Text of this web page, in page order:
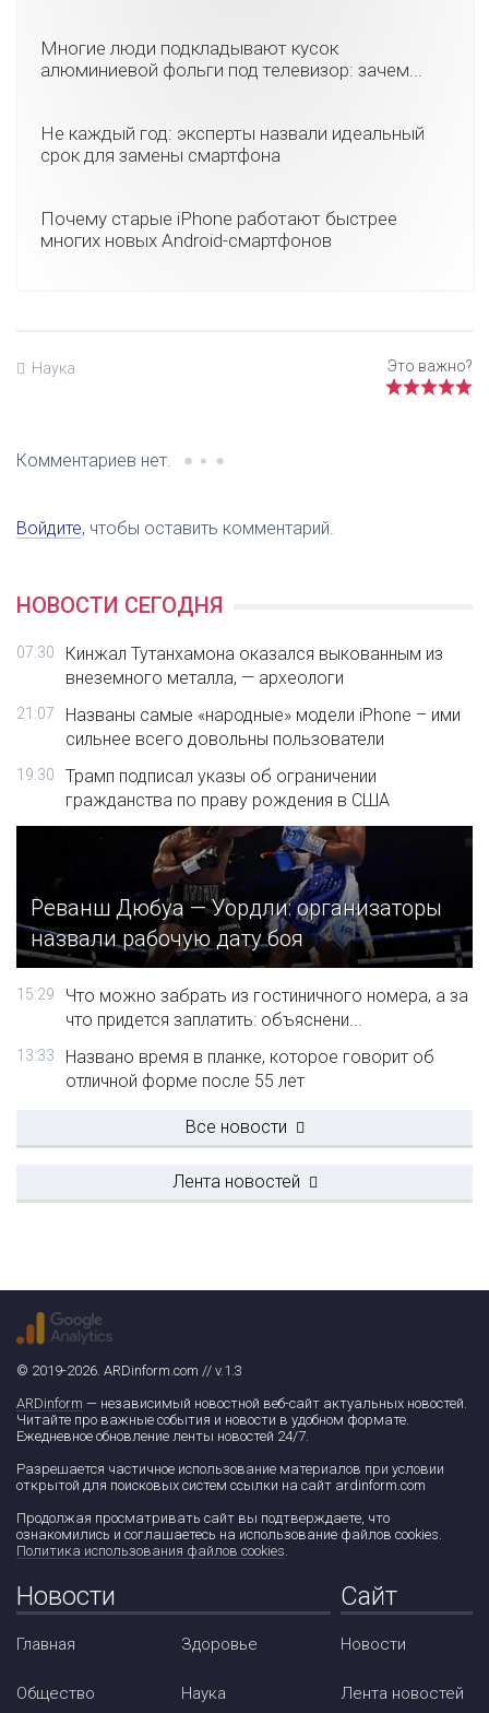
Многие люди подкладывают кусок
алюминиевой фольги под телевизор: зачем...
Не каждый год: эксперты назвали идеальный
срок для замены смартфона
Почему старые iPhone работают быстрее
многих новых Android-смартфонов
Наука
Комментариев нет.
Войдите, чтобы оставить комментарий.
НОВОСТИ СЕГОДНЯ
07:30
Кинжал Тутанхамона оказался выкованным из
внеземного металла, — археологи
21:07
Названы самые «народные» модели iPhone – ими
сильнее всего довольны пользователи
19:30
Трамп подписал указы об ограничении
гражданства по праву рождения в США
Реванш Дюбуа — Уордли: организаторы
назвали рабочую дату боя
15:29
Что можно забрать из гостиничного номера, а за
что придется заплатить: объяснени...
13:33
Названо время в планке, которое говорит об
отличной форме после 55 лет
Все новости
Лента новостей
© 2019-2026. ARDinform.com // v.1.3
ARDinform — независимый новостной веб-сайт актуальных новостей.
Читайте про важные события и новости в удобном формате.
Ежедневное обновление ленты новостей 24/7.
Разрешается частичное использование материалов при условии
открытой для поисковых систем ссылки на сайт ardinform.com
Продолжая просматривать сайт вы подтверждаете, что
ознакомились и соглашаетесь на использование файлов cookies.
Политика использования файлов cookies.
Новости
Главная
Общество
Здоровье
Наука
Сайт
Новости
Лента новостей